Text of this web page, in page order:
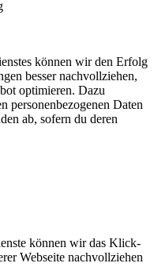
können wir den Erfolg
besser nachvollziehen,
optimieren. Dazu
personenbezogenen Daten
ab, sofern du deren
können wir das Klick-
Webseite nachvollziehen